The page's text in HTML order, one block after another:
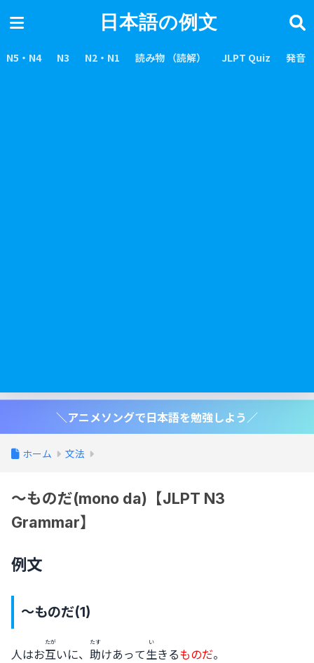
日本語の例文
N5・N4 N3 N2・N1 読み物 （読解） JLPT Quiz 発音
＼アニメソングで日本語を勉強しよう／
ホーム 文法
〜ものだ(mono da)【JLPT N3
Grammar】
例文
〜ものだ(1)
人はお互
たが
いに、 助
たす
けあって生
い
きるものだ。